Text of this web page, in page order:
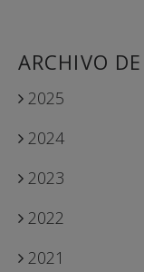
ARCHIVO
2025
2024
2023
2022
2021